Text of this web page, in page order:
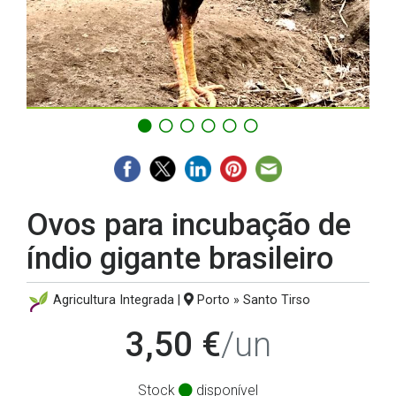
Ovos para incubação de
índio gigante brasileiro
Agricultura Integrada | Porto » Santo Tirso
3,50 €/un
Stock disponível